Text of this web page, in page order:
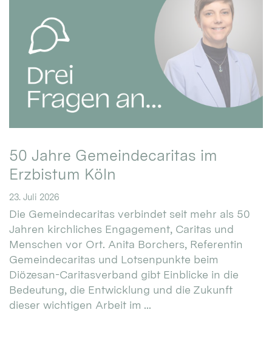
50 Jahre Gemeindecaritas im
Erzbistum Köln
23. Juli 2026
Die Gemeindecaritas verbindet seit mehr als 50
Jahren kirchliches Engagement, Caritas und
Menschen vor Ort. Anita Borchers, Referentin
Gemeindecaritas und Lotsenpunkte beim
Diözesan-Caritasverband gibt Einblicke in die
Bedeutung, die Entwicklung und die Zukunft
dieser wichtigen Arbeit im ...